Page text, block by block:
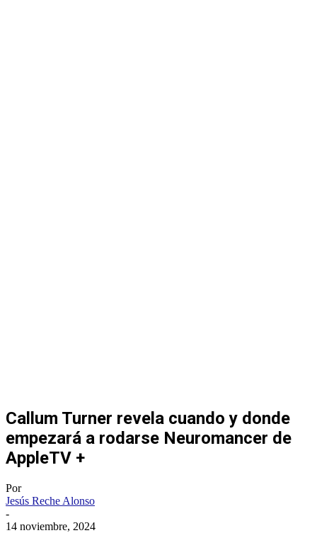
Callum Turner revela cuando y donde
empezará a rodarse Neuromancer de
AppleTV +
Por
Jesús Reche Alonso
-
14 noviembre, 2024